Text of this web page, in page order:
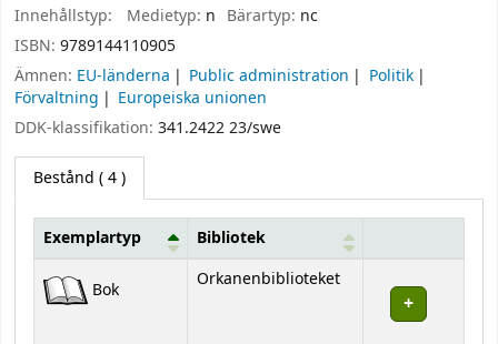
Innehållstyp:
Medietyp: n Bärartyp: nc
ISBN: 9789144110905
Ämnen: EU-länderna Public administration
Politik
Förvaltning
Europeiska unionen
DDK-klassifikation: 341.2422 23/swe
Bestånd ( 4 )
Exemplartyp Bibliotek
Bok Orkanenbiblioteket